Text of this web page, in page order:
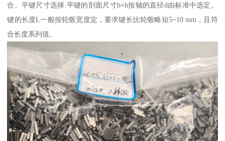
合。平键尺寸选择:平键的剖面尺寸b×h按轴的直径d由标准中选定。
键的长度L一般按轮毂宽度定，要求键长比轮毂略短5~10 mm，且符
合长度系列值。